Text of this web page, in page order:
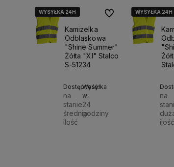
WYSYŁKA 24H
WYSYŁKA 24H
WYSYŁKA 24H
Kamizelka
Odblaskowa
"Shine Summer"
Żółta "Xl" Stalco
S-51234
Dostępność:
na
stanie
średnia
ilość
Wysyłka
w:
24
godziny
Do ulubionychWYSYŁKA 24H
na
ilość